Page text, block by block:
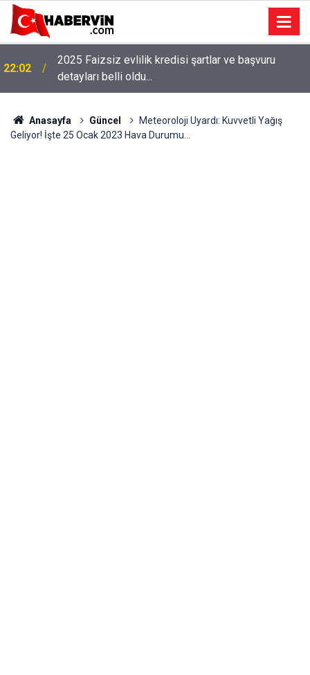
22:02
2025 Faizsiz evlilik kredisi şartlar ve başvuru
detayları belli oldu...
Anasayfa Güncel
Meteoroloji Uyardı: Kuvvetli Yağış
Geliyor! İşte 25 Ocak 2023 Hava Durumu...